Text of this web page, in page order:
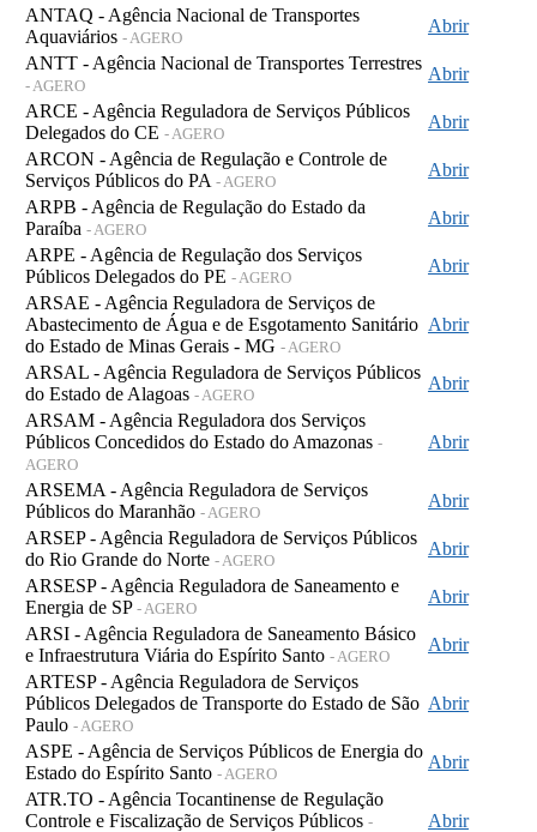
ANTAQ - Agência Nacional de Transportes
Aquaviários - AGERO
Abrir
ANTT - Agência Nacional de Transportes Terrestres
- AGERO
Abrir
ARCE - Agência Reguladora de Serviços Públicos
Delegados do CE - AGERO
Abrir
ARCON - Agência de Regulação e Controle de
Serviços Públicos do PA - AGERO
Abrir
ARPB - Agência de Regulação do Estado da
Paraíba - AGERO
Abrir
ARPE - Agência de Regulação dos Serviços
Públicos Delegados do PE - AGERO
Abrir
ARSAE - Agência Reguladora de Serviços de
Abastecimento de Água e de Esgotamento Sanitário
do Estado de Minas Gerais - MG - AGERO
Abrir
ARSAL - Agência Reguladora de Serviços Públicos
do Estado de Alagoas - AGERO
Abrir
ARSAM - Agência Reguladora dos Serviços
Públicos Concedidos do Estado do Amazonas -
AGERO
Abrir
ARSEMA - Agência Reguladora de Serviços
Públicos do Maranhão - AGERO
Abrir
ARSEP - Agência Reguladora de Serviços Públicos
do Rio Grande do Norte - AGERO
Abrir
ARSESP - Agência Reguladora de Saneamento e
Energia de SP - AGERO
Abrir
ARSI - Agência Reguladora de Saneamento Básico
e Infraestrutura Viária do Espírito Santo - AGERO
Abrir
ARTESP - Agência Reguladora de Serviços
Públicos Delegados de Transporte do Estado de São
Paulo - AGERO
Abrir
ASPE - Agência de Serviços Públicos de Energia do
Estado do Espírito Santo - AGERO
Abrir
ATR.TO - Agência Tocantinense de Regulação
Controle e Fiscalização de Serviços Públicos -
Abrir